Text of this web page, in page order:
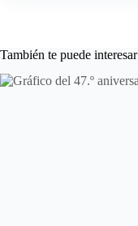
También te puede interesar